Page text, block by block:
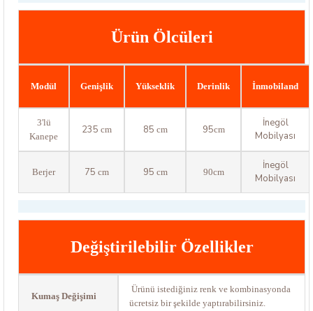
Ürün Ölcüleri
Modül Genişlik Yükseklik Derinlik İnmobiland
3'lü
Kanepe
235 cm 85 cm 95cm
İnegöl
Mobilyası
Berjer 75 cm 95 cm 90cm
İnegöl
Mobilyası
Değiştirilebilir Özellikler
Kumaş Değişimi
Ürünü istediğiniz renk ve kombinasyonda
ücretsiz bir şekilde yaptırabilirsiniz.